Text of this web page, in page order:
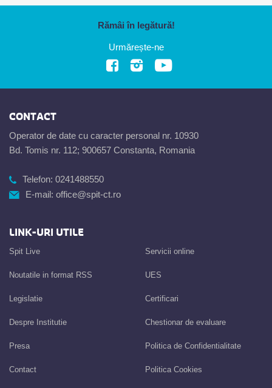
Rămâi în legătură!
Urmărește-ne
CONTACT
Operator de date cu caracter personal nr. 10930
Bd. Tomis nr. 112; 900657 Constanta, Romania
Telefon: 0241488550
E-mail: office@spit-ct.ro
LINK-URI UTILE
Spit Live
Noutatile in format RSS
Legislatie
Despre Institutie
Presa
Contact
Servicii online
UES
Certificari
Chestionar de evaluare
Politica de Confidentialitate
Politica Cookies